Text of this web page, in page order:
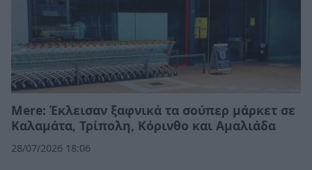
Mere: Έκλεισαν ξαφνικά τα σούπερ μάρκετ σε
Καλαμάτα, Τρίπολη, Κόρινθο και Αμαλιάδα
28/07/2026 18:06